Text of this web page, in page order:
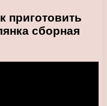
приготовить
сборная